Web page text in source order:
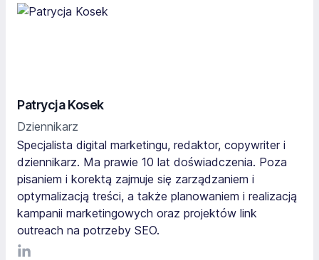
Patrycja Kosek
Dziennikarz
Specjalista digital marketingu, redaktor, copywriter i
dziennikarz. Ma prawie 10 lat doświadczenia. Poza
pisaniem i korektą zajmuje się zarządzaniem i
optymalizacją treści, a także planowaniem i realizacją
kampanii marketingowych oraz projektów link
outreach na potrzeby SEO.
LinkediIn